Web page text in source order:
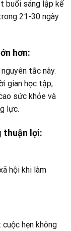
buổi sáng lập kế
21-30 ngày
hơn:
tắc này.
gian học tập,
sức khỏe và
lực.
thuận lợi:
hội khi làm
hẹn không